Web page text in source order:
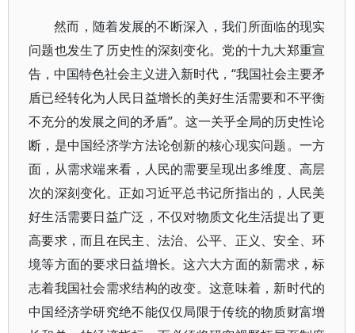
然而，随着发展的不断深入，我们所面临的现实
问题也发生了历史性的深刻变化。党的十九大郑重宣
告，中国特色社会主义进入新时代，“我国社会主要矛
盾已经转化为人民日益增长的美好生活需要和不平衡
不充分的发展之间的矛盾”。这一关乎全局的历史性论
断，是中国经济学方法论创新的核心现实问题。一方
面，从需求端来看，人民的需要呈现出多维度、高层
次的深刻变化。正如习近平总书记所指出的，人民美
好生活需要日益广泛，不仅对物质文化生活提出了更
高要求，而且在民主、法治、公平、正义、安全、环
境等方面的要求日益增长。这六大方面的新需求，标
志着我国社会需求结构的改变。这意味着，新时代的
中国经济学研究绝不能仅仅局限于传统的物质财富增